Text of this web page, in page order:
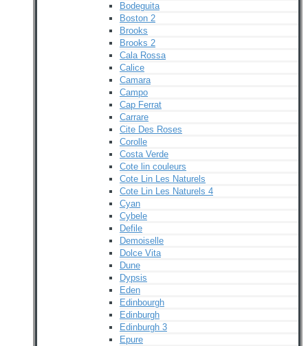
Bodeguita
Boston 2
Brooks
Brooks 2
Cala Rossa
Calice
Camara
Campo
Cap Ferrat
Carrare
Cite Des Roses
Corolle
Costa Verde
Cote lin couleurs
Cote Lin Les Naturels
Cote Lin Les Naturels 4
Cyan
Cybele
Defile
Demoiselle
Dolce Vita
Dune
Dypsis
Eden
Edinbourgh
Edinburgh
Edinburgh 3
Epure